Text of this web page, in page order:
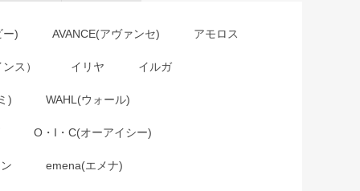
ー) AVANCE(アヴァンセ) アモロス
ス） イリヤ イルガ
) WAHL(ウォール)
O・I・C(オーアイシー)
emena(エメナ)